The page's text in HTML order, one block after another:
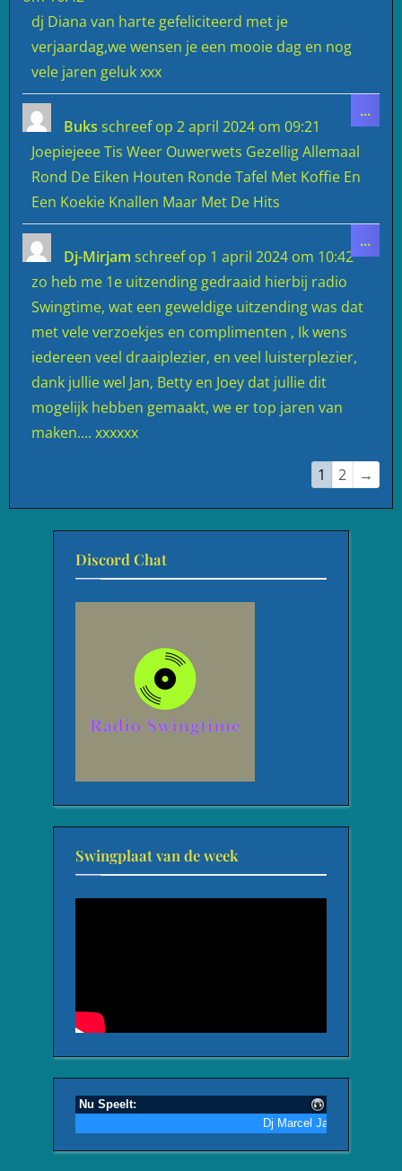
dj Diana van harte gefeliciteerd met je
verjaardag,we wensen je een mooie dag en nog
vele jaren geluk xxx
Buks schreef op 2 april 2024 om 09:21
Joepiejeee Tis Weer Ouwerwets Gezellig Allemaal
Rond De Eiken Houten Ronde Tafel Met Koffie En
Een Koekie Knallen Maar Met De Hits
...
deze
Dj-Mirjam schreef op 1 april 2024 om 10:42
zo heb me 1e uitzending gedraaid hierbij radio
Swingtime, wat een geweldige uitzending was dat
met vele verzoekjes en complimenten , Ik wens
iedereen veel draaiplezier, en veel luisterplezier,
dank jullie wel Jan, Betty en Joey dat jullie dit
mogelijk hebben gemaakt, we er top jaren van
maken.... xxxxxx
...
deze
Navigatie
lijst
1 2 →
Discord Chat
Swingplaat van de week